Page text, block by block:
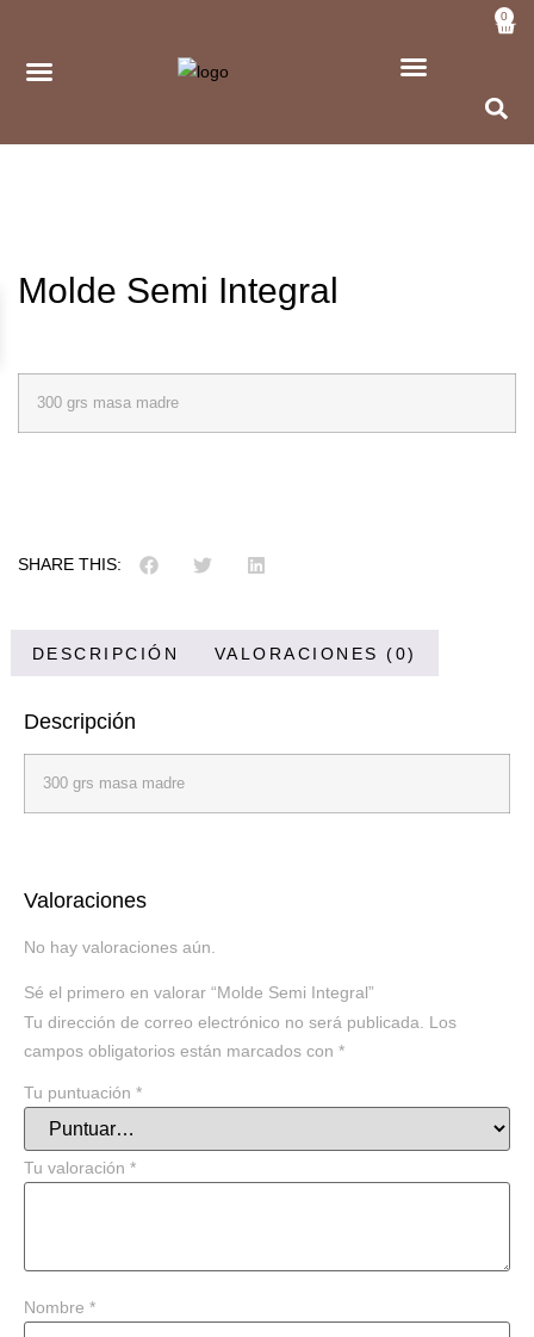
0
Molde Semi Integral
300 grs masa madre
SHARE THIS:
DESCRIPCIÓN VALORACIONES (0)
Descripción
300 grs masa madre
Valoraciones
No hay valoraciones aún.
Sé el primero en valorar “Molde Semi Integral”
Tu dirección de correo electrónico no será publicada.
Los
campos obligatorios están marcados con *
Tu puntuación *
Tu valoración *
Nombre *